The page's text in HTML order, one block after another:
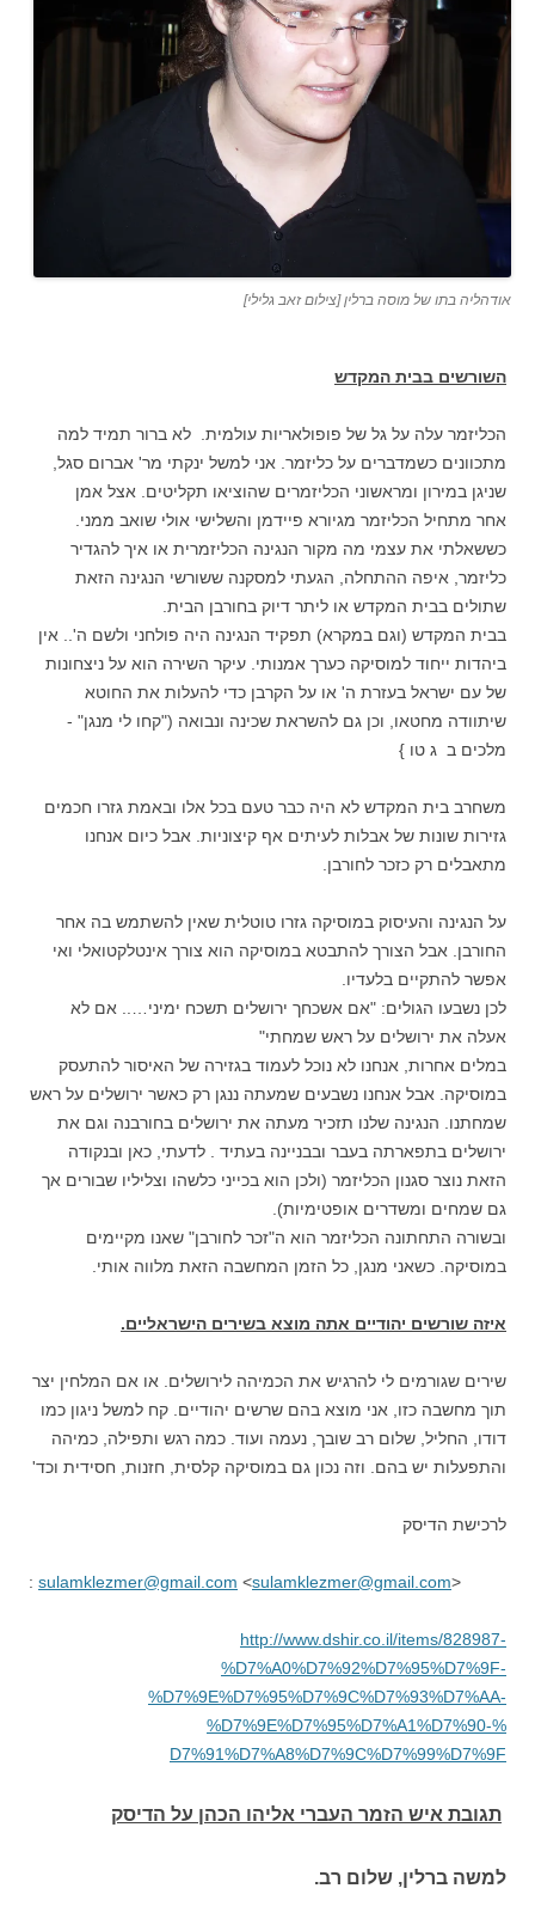
אודהליה בתו של מוסה ברלין [צילום זאב גלילי]
השורשים בבית המקדש
הכליזמר עלה על גל של פופולאריות עולמית. לא ברור תמיד למה
מתכוונים כשמדברים על כליזמר. אני למשל ינקתי מר' אברום סגל,
שניגן במירון ומראשוני הכליזמרים שהוציאו תקליטים. אצל אמן
אחר מתחיל הכליזמר מגיורא פיידמן והשלישי אולי שואב ממני.
כששאלתי את עצמי מה מקור הנגינה הכליזמרית או איך להגדיר
כליזמר, איפה ההתחלה, הגעתי למסקנה ששורשי הנגינה הזאת
שתולים בבית המקדש או ליתר דיוק בחורבן הבית.
בבית המקדש (וגם במקרא) תפקיד הנגינה היה פולחני ולשם ה'.. אין
ביהדות ייחוד למוסיקה כערך אמנותי. עיקר השירה הוא על ניצחונות
של עם ישראל בעזרת ה' או על הקרבן כדי להעלות את החוטא
שיתוודה מחטאו, וכן גם להשראת שכינה ונבואה ("קחו לי מנגן" -
מלכים ב ג טו }
משחרב בית המקדש לא היה כבר טעם בכל אלו ובאמת גזרו חכמים
גזירות שונות של אבלות לעיתים אף קיצוניות. אבל כיום אנחנו
מתאבלים רק כזכר לחורבן.
על הנגינה והעיסוק במוסיקה גזרו טוטלית שאין להשתמש בה אחר
החורבן. אבל הצורך להתבטא במוסיקה הוא צורך אינטלקטואלי ואי
אפשר להתקיים בלעדיו.
לכן נשבעו הגולים: "אם אשכחך ירושלים תשכח ימיני….. אם לא
אעלה את ירושלים על ראש שמחתי"
במלים אחרות, אנחנו לא נוכל לעמוד בגזירה של האיסור להתעסק
במוסיקה. אבל אנחנו נשבעים שמעתה ננגן רק כאשר ירושלים על ראש
שמחתנו. הנגינה שלנו תזכיר מעתה את ירושלים בחורבנה וגם את
ירושלים בתפארתה בעבר ובבניינה בעתיד . לדעתי, כאן ובנקודה
הזאת נוצר סגנון הכליזמר (ולכן הוא בכייני כלשהו וצליליו שבורים אך
גם שמחים ומשדרים אופטימיות).
ובשורה התחתונה הכליזמר הוא ה"זכר לחורבן" שאנו מקיימים
במוסיקה. כשאני מנגן, כל הזמן המחשבה הזאת מלווה אותי.
איזה שורשים יהודיים אתה מוצא בשירים הישראליים.
שירים שגורמים לי להרגיש את הכמיהה לירושלים. או אם המלחין יצר
תוך מחשבה כזו, אני מוצא בהם שרשים יהודיים. קח למשל ניגון כמו
דודו, החליל, שלום רב שובך, נעמה ועוד. כמה רגש ותפילה, כמיהה
והתפעלות יש בהם. וזה נכון גם במוסיקה קלסית, חזנות, חסידית וכד'
לרכישת הדיסק
: sulamklezmer@gmail.com ‫‎<sulamklezmer@gmail.com
http://www.dshir.co.il/items/828987-
%D7%A0%D7%92%D7%95%D7%9F-
%D7%9E%D7%95%D7%9C%D7%93%D7%AA-
%D7%9E%D7%95%D7%A1%D7%90-%
D7%91%D7%A8%D7%9C%D7%99%D7%9F
תגובת איש הזמר העברי אליהו הכהן על הדיסק
למשה ברלין, שלום רב.